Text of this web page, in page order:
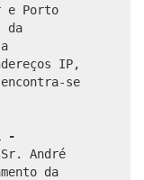
e Porto
da
IP,
se
-
André
da